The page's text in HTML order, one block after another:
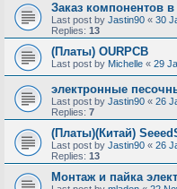
Заказ компонентов в
Last post by Jastin90 « 30
Replies: 13
(Платы) OURPCB
Last post by Michelle « 29
электронные
Last post by Jastin90 « 26
Replies: 7
(Платы)(Китай)
Last post by Jastin90 « 26
Replies: 13
Монтаж и пайка